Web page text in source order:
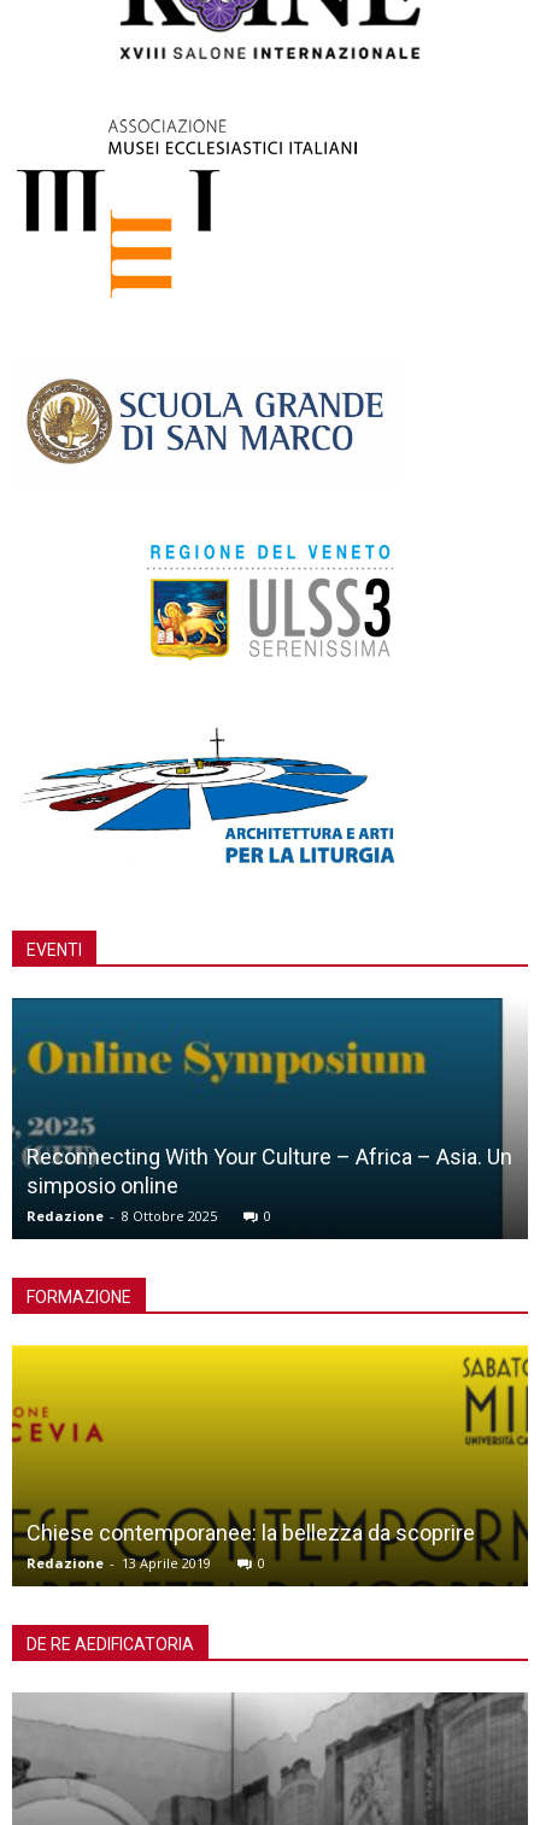
EVENTI
Reconnecting With Your Culture – Africa – Asia. Un
simposio online
Redazione - 8 Ottobre 2025 0
FORMAZIONE
Chiese contemporanee: la bellezza da scoprire
Redazione - 13 Aprile 2019 0
DE RE AEDIFICATORIA